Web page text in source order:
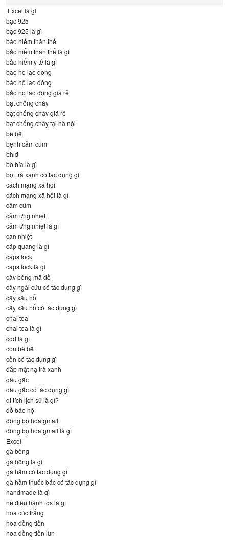
.Excel là gì
bạc 925
bạc 925 là gì
bảo hiểm thân thể
bảo hiểm thân thể là gì
bảo hiểm y tế là gì
bao ho lao dong
bảo hộ lao đông
bảo hộ lao động giá rẻ
bạt chống cháy
bạt chống cháy giá rẻ
bạt chống cháy tại hà nội
bề bề
bệnh cảm cúm
bhlđ
bò bía là gì
bột trà xanh có tác dụng gì
cách mạng xã hội
cách mạng xã hội là gì
cảm cúm
cảm ứng nhiệt
cảm ứng nhiệt là gì
can nhiệt
cáp quang là gì
caps lock
caps lock là gì
cây bông mã đề
cây ngải cứu có tác dụng gì
cây xấu hổ
cây xấu hổ có tác dụng gì
chai tea
chai tea là gì
cod là gì
con bề bề
cồn có tác dụng gì
đắp mặt nạ trà xanh
dầu gấc
dầu gấc có tác dụng gì
di tích lịch sử là gì?
đồ bảo hộ
đồng bộ hóa gmail
đồng bộ hóa gmail là gì
Excel
gà bông
gà bông là gì
gà hầm có tác dụng gi
gà hầm thuốc bắc có tác dụng gì
handmade là gì
hệ điều hành ios là gì
hoa cúc trắng
hoa đồng tiền
hoa đồng tiền lùn